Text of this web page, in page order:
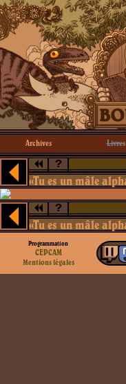
Archives Livres
?
?
Programmation
CEPCAM
Mentions légales